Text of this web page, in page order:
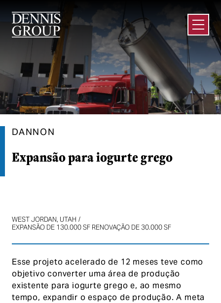
Abrir
Expansão para iogurte grego
DANNON
WEST JORDAN, UTAH
EXPANSÃO DE 130.000 SF RENOVAÇÃO DE 30.000 SF
Esse projeto acelerado de 12 meses teve como
objetivo converter uma área de produção
existente para iogurte grego e, ao mesmo
tempo, expandir o espaço de produção. A meta